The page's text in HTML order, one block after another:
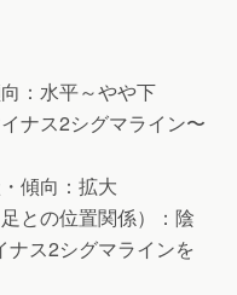
：水平～やや下
ナス2シグマライン〜
傾向：拡大
との位置関係）：陰
ナス2シグマラインを